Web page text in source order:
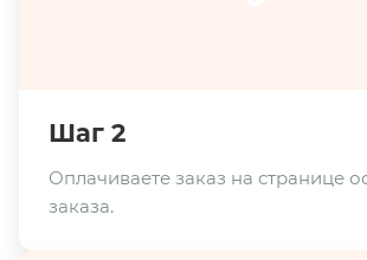
Шаг 2
Оплачиваете заказ на странице
заказа.